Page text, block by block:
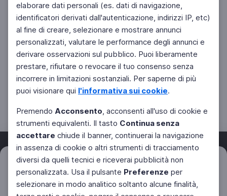
elaborare dati personali (es. dati di navigazione,
identificatori derivati dall'autenticazione, indirizzi IP, etc)
al fine di creare, selezionare e mostrare annunci
personalizzati, valutare le performance degli annunci e
derivare osservazioni sul pubblico. Puoi liberamente
prestare, rifiutare o revocare il tuo consenso senza
incorrere in limitazioni sostanziali. Per saperne di più
puoi visionare qui l'informativa sui cookie.
Premendo Acconsento, acconsenti all'uso di cookie e
strumenti equivalenti. Il tasto Continua senza
accettare chiude il banner, continuerai la navigazione
in assenza di cookie o altri strumenti di tracciamento
diversi da quelli tecnici e riceverai pubblicità non
personalizzata. Usa il pulsante Preferenze per
selezionare in modo analitico soltanto alcune finalità,
Filtri Azzera
Facebook Twitter Instagram